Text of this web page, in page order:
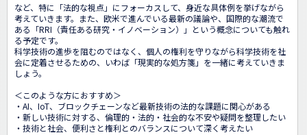
など、特に「法的な視点」にフォーカスして、身近な具体例を挙げながら
考えていきます。また、欧米で進んでいる最新の議論や、国際的な潮流で
ある「RRI（責任ある研究・イノベーション）」という概念についても触れ
る予定です。
科学技術の進歩を阻むのではなく、個人の権利を守りながら科学技術を社
会に定着させるための、いわば「現実的な処方箋」を一緒に考えていきま
しょう。
＜このような方におすすめ＞
・AI、IoT、ブロックチェーンなど最新技術の法的な課題に関心がある
・新しい技術に対する、倫理的・法的・社会的な不安や疑問を整理したい
・技術と社会、便利さと権利とのバランスについて深く考えたい